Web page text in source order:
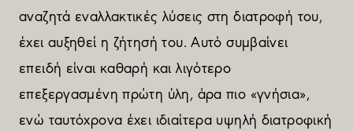
αναζητά εναλλακτικές λύσεις στη διατροφή του,
έχει αυξηθεί η ζήτησή του. Αυτό συμβαίνει
επειδή είναι καθαρή και λιγότερο
επεξεργασμένη πρώτη ύλη, άρα πιο «γνήσια»,
ενώ ταυτόχρονα έχει ιδιαίτερα υψηλή διατροφική